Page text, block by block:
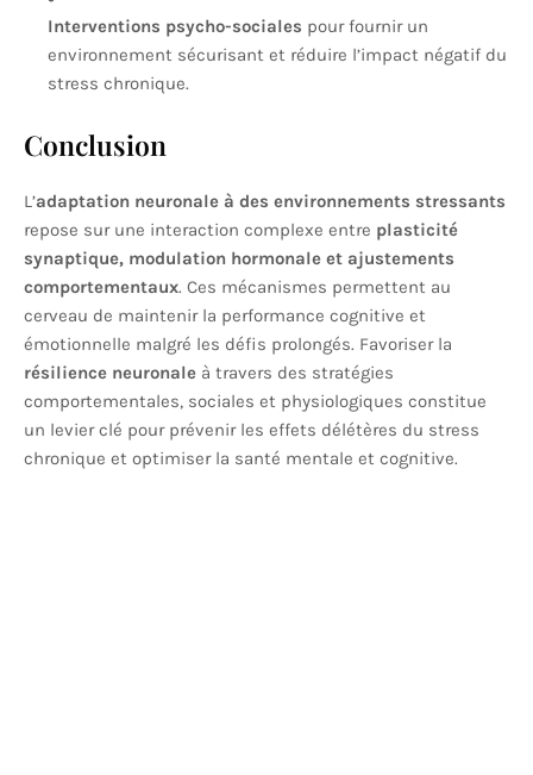
Interventions psycho-sociales pour fournir un
environnement sécurisant et réduire l’impact négatif du
stress chronique.
Conclusion
L’adaptation neuronale à des environnements stressants
repose sur une interaction complexe entre plasticité
synaptique, modulation hormonale et ajustements
comportementaux. Ces mécanismes permettent au
cerveau de maintenir la performance cognitive et
émotionnelle malgré les défis prolongés. Favoriser la
résilience neuronale à travers des stratégies
comportementales, sociales et physiologiques constitue
un levier clé pour prévenir les effets délétères du stress
chronique et optimiser la santé mentale et cognitive.